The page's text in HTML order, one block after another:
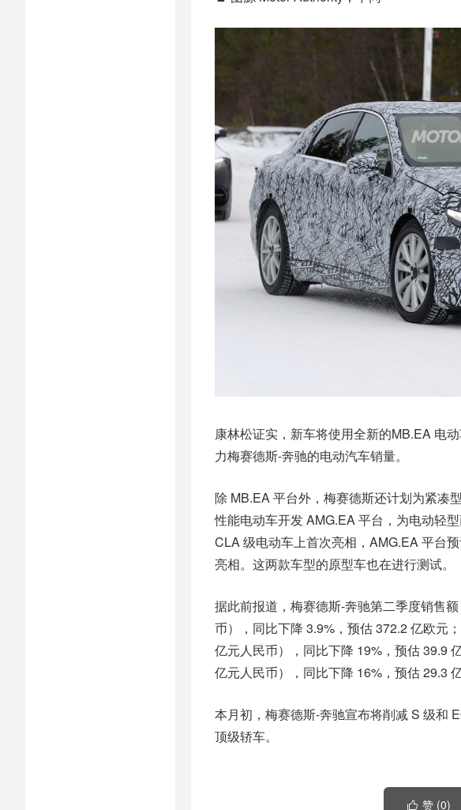
康林松证实，新车将使用全新的MB.EA 电
力梅赛德斯-奔驰的电动汽车销量。
除 MB.EA 平台外，梅赛德斯还计划为紧凑
性能电动车开发 AMG.EA 平台，为电动轻
CLA 级电动车上首次亮相，AMG.EA 平台
亮相。这两款车型的原型车也在进行测试。
据此前报道，梅赛德斯-奔驰第二季度销售
币），同比下降 3.9%，预估 372.2 亿欧元
亿元人民币），同比下降 19%，预估 39.9
亿元人民币），同比下降 16%，预估 29.3 亿
本月初，梅赛德斯-奔驰宣布将削减 S 级和
顶级轿车。
 赞 (0)